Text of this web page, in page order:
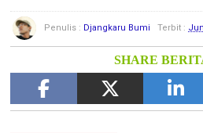
Penulis : Djangkaru Bumi Terbit :
SHARE